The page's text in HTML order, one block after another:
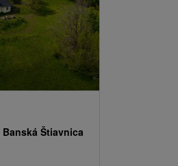
Banská Štiavnica